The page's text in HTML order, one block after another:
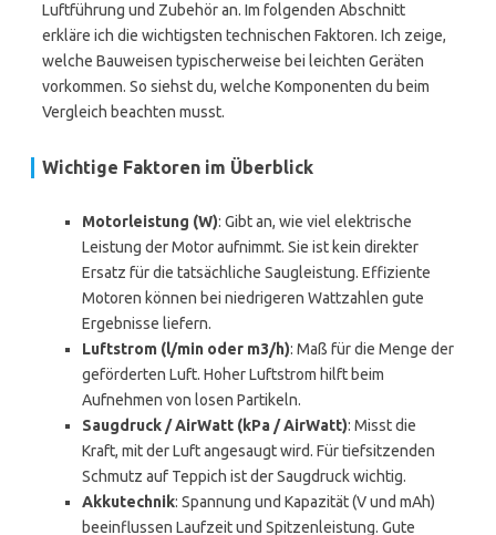
Luftführung und Zubehör an. Im folgenden Abschnitt
erkläre ich die wichtigsten technischen Faktoren. Ich zeige,
welche Bauweisen typischerweise bei leichten Geräten
vorkommen. So siehst du, welche Komponenten du beim
Vergleich beachten musst.
Wichtige Faktoren im Überblick
Motorleistung (W): Gibt an, wie viel elektrische
Leistung der Motor aufnimmt. Sie ist kein direkter
Ersatz für die tatsächliche Saugleistung. Effiziente
Motoren können bei niedrigeren Wattzahlen gute
Ergebnisse liefern.
Luftstrom (l/min oder m3/h): Maß für die Menge der
geförderten Luft. Hoher Luftstrom hilft beim
Aufnehmen von losen Partikeln.
Saugdruck / AirWatt (kPa / AirWatt): Misst die
Kraft, mit der Luft angesaugt wird. Für tiefsitzenden
Schmutz auf Teppich ist der Saugdruck wichtig.
Akkutechnik: Spannung und Kapazität (V und mAh)
beeinflussen Laufzeit und Spitzenleistung. Gute